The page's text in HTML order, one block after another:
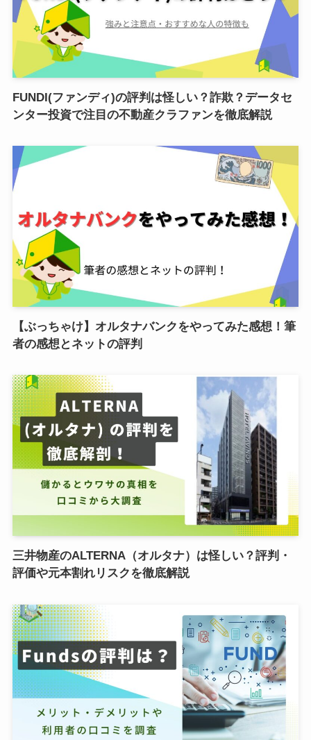
FUNDI(ファンディ)の評判は怪しい？詐欺？データセ
ンター投資で注目の不動産クラファンを徹底解説
【ぶっちゃけ】オルタナバンクをやってみた感想！筆
者の感想とネットの評判
三井物産のALTERNA（オルタナ）は怪しい？評判・
評価や元本割れリスクを徹底解説